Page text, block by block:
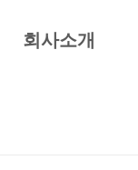
회사소개